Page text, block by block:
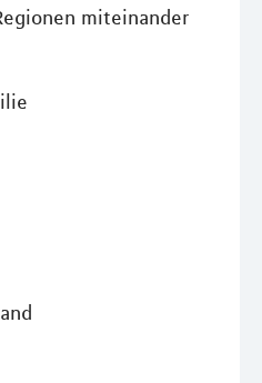
miteinander